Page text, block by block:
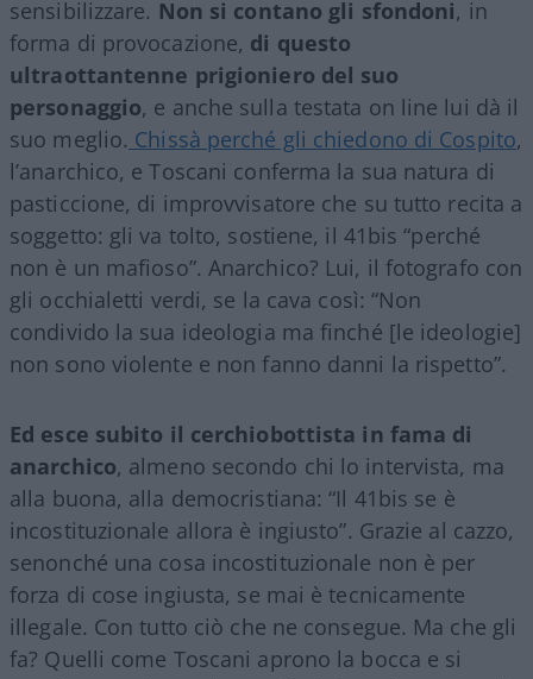
sensibilizzare. Non si contano gli sfondoni, in
forma di provocazione, di questo
ultraottantenne prigioniero del suo
personaggio, e anche sulla testata on line lui dà il
suo meglio. Chissà perché gli chiedono di Cospito,
l’anarchico, e Toscani conferma la sua natura di
pasticcione, di improvvisatore che su tutto recita a
soggetto: gli va tolto, sostiene, il 41bis “perché
non è un mafioso”. Anarchico? Lui, il fotografo con
gli occhialetti verdi, se la cava così: “Non
condivido la sua ideologia ma finché [le ideologie]
non sono violente e non fanno danni la rispetto”.
Ed esce subito il cerchiobottista in fama di
anarchico, almeno secondo chi lo intervista, ma
alla buona, alla democristiana: “Il 41bis se è
incostituzionale allora è ingiusto”. Grazie al cazzo,
senonché una cosa incostituzionale non è per
forza di cose ingiusta, se mai è tecnicamente
illegale. Con tutto ciò che ne consegue. Ma che gli
fa? Quelli come Toscani aprono la bocca e si